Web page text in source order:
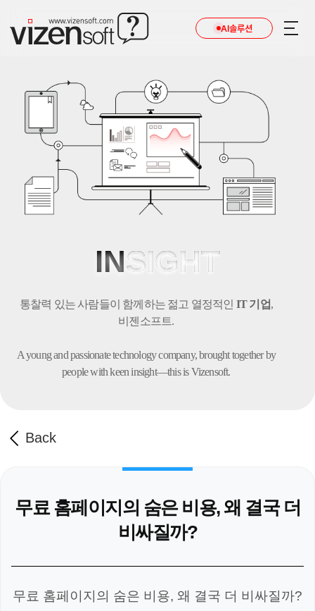
AI솔루션
INSIGHT
통찰력 있는 사람들이 함께하는 젊고 열정적인 IT 기업,
비젠소프트.
A young and passionate technology company,brought together by
people with keen insight—this is Vizensoft.
Back
무료 홈페이지의 숨은 비용, 왜 결국 더
비싸질까?
무료 홈페이지의 숨은 비용, 왜 결국 더 비싸질까?